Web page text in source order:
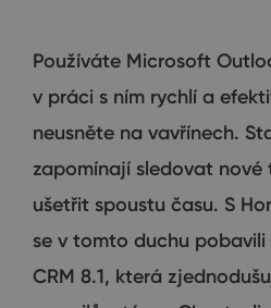
Používáte Microsoft
v práci s ním rychlí a
neusněte na vavřínech.
zapomínají sledovat nové
ušetřit spoustu času. S
se v tomto duchu
CRM 8.1, která